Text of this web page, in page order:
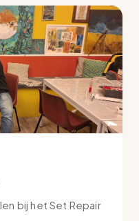
bij het Set Repair